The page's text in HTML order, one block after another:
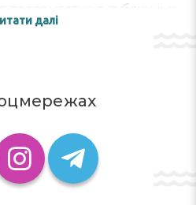
повсеместно в публичных
террасы, районы
на центральной торговой
пляжа. Отель
архитектурой. Отель
лифта и панорамные
„Амелия” первый
далі